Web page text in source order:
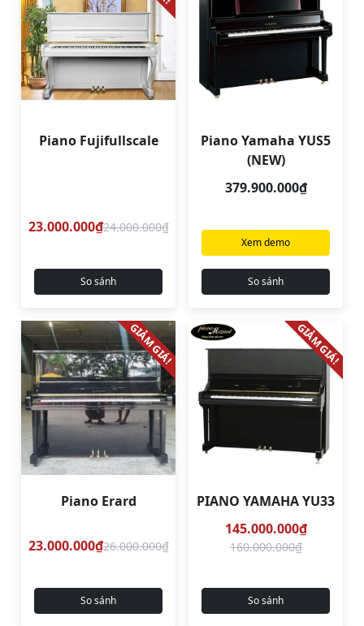
Piano Fujifullscale
23.000.000₫24.000.000₫
So sánh
Piano Yamaha YUS5
(NEW)
379.900.000₫
Xem demo
So sánh
GIẢM GIÁ!
Piano Erard
23.000.000₫26.000.000₫
So sánh
GIẢM GIÁ!
PIANO YAMAHA YU33
145.000.000₫
160.000.000₫
So sánh